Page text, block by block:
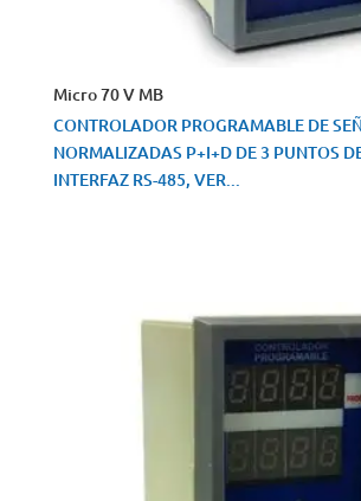
Micro 70 V MB
CONTROLADOR PROGRAMABLE DE
NORMALIZADAS P+I+D DE 3 PUNTOS
INTERFAZ RS-485, VER...